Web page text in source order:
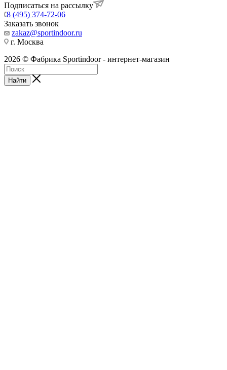
Подписаться на рассылку
8 (495) 374-72-06
Заказать звонок
zakaz@sportindoor.ru
г. Москва
2026 © Фабрика Sportindoor - интернет-магазин
Найти